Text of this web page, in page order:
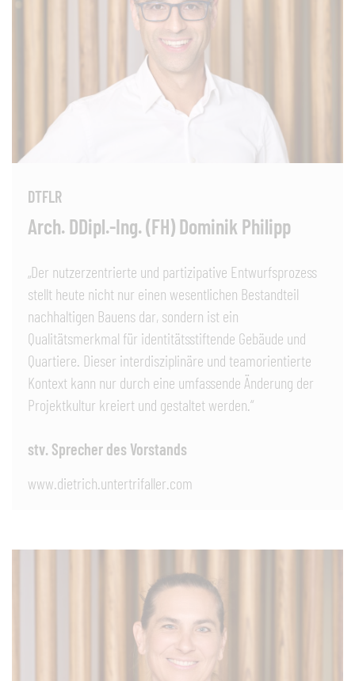
DTFLR
Arch. DDipl.-Ing. (FH) Dominik Philipp
„Der nutzerzentrierte und partizipative Entwurfsprozess
stellt heute nicht nur einen wesentlichen Bestandteil
nachhaltigen Bauens dar, sondern ist ein
Qualitätsmerkmal für identitätsstiftende Gebäude und
Quartiere. Dieser interdisziplinäre und teamorientierte
Kontext kann nur durch eine umfassende Änderung der
Projektkultur kreiert und gestaltet werden.“
stv. Sprecher des Vorstands
www.dietrich.untertrifaller.com